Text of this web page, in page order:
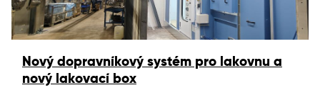
Nový dopravníkový systém pro lakovnu a
nový lakovací box